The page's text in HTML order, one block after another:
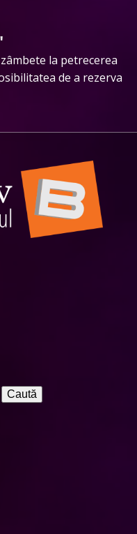
la petrecerea
de a rezerva